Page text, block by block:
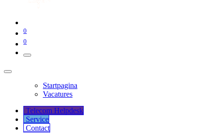
0
0
Startpagina
Vacatures
Telecom Helpdesk
Service
Co​​​​​​ntact